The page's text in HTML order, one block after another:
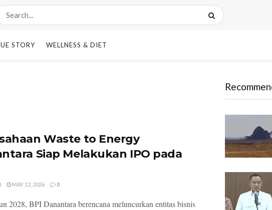
STORY WELLNESS & DIET
Waste to Energy
Siap Melakukan IPO pada
MAY 12, 2026 0
2028, BPI Danantara berencana meluncurkan entitas bisnis